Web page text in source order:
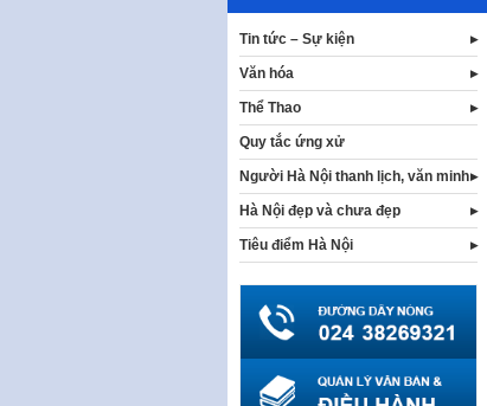
Tin tức – Sự kiện
Văn hóa
Thể Thao
Quy tắc ứng xử
Người Hà Nội thanh lịch, văn minh
Hà Nội đẹp và chưa đẹp
Tiêu điểm Hà Nội